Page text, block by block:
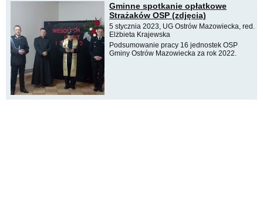
Gminne spotkanie opłatkowe
Strażaków OSP (zdjęcia)
5 stycznia 2023, UG Ostrów Mazowiecka, red.
Elżbieta Krajewska
Podsumowanie pracy 16 jednostek OSP
Gminy Ostrów Mazowiecka za rok 2022.